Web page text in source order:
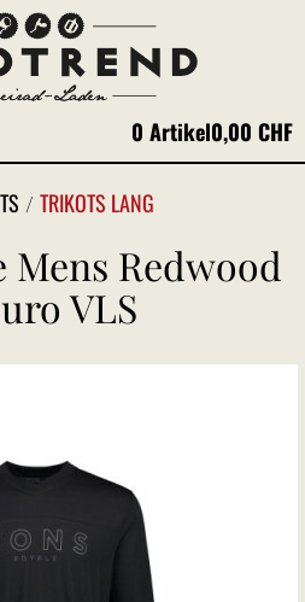
0 Artikel0,00 CHF
TRIKOTS LANG
Mens Redwood
VLS